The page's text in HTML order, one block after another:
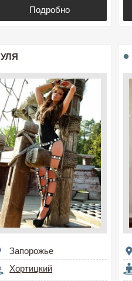
Подробно
УЛЯ
Запорожье
Хортицкий